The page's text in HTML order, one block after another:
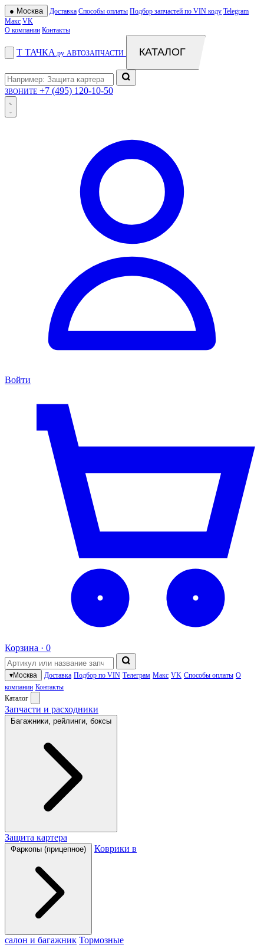
● Москва Доставка Способы оплаты Подбор запчастей по VIN коду Telegram
Макс VK
О компании Контакты
Т ТАЧКА .ру АВТОЗАПЧАСТИ КАТАЛОГ
ЗВОНИТЕ +7 (495) 120-10-50
Войти
Корзина · 0
▾Москва Доставка Подбор по VIN Телеграм Макс VK Способы оплаты О
компании Контакты
Каталог
Запчасти и расходники
Багажники, рейлинги, боксы
Защита картера
Фаркопы (прицепное) Коврики в
салон и багажник Тормозные